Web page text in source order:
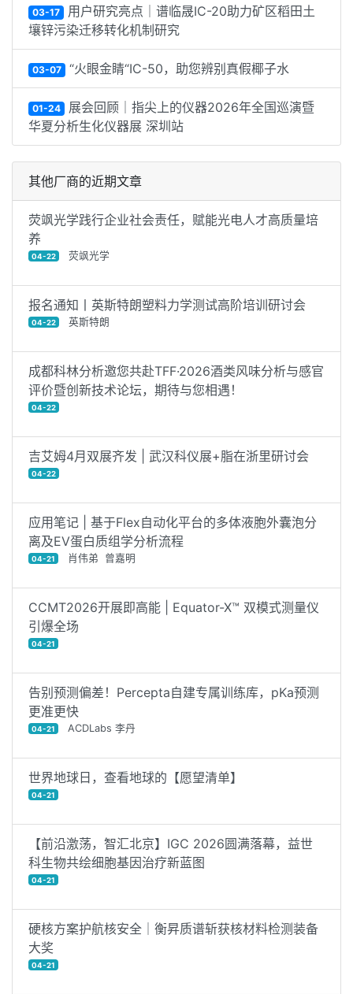
03-17 用户研究亮点｜谱临晟IC-20助力矿区稻田土
壤锌污染迁移转化机制研究
03-07 “火眼金睛“IC-50，助您辨别真假椰子水
01-24 展会回顾｜指尖上的仪器2026年全国巡演暨
华夏分析生化仪器展 深圳站
其他厂商的近期文章
荧飒光学践行企业社会责任，赋能光电人才高质量培
养
04-22 荧飒光学
报名通知丨英斯特朗塑料力学测试高阶培训研讨会
04-22 英斯特朗
成都科林分析邀您共赴TFF·2026酒类风味分析与感官
评价暨创新技术论坛，期待与您相遇！
04-22
吉艾姆4月双展齐发 | 武汉科仪展+脂在浙里研讨会
04-22
应用笔记 | 基于Flex自动化平台的多体液胞外囊泡分
离及EV蛋白质组学分析流程
04-21 肖伟弟 曾嘉明
CCMT2026开展即高能 | Equator-X™ 双模式测量仪
引爆全场
04-21
告别预测偏差！Percepta自建专属训练库，pKa预测
更准更快
04-21 ACDLabs 李丹
世界地球日，查看地球的【愿望清单】
04-21
【前沿激荡，智汇北京】IGC 2026圆满落幕，益世
科生物共绘细胞基因治疗新蓝图
04-21
硬核方案护航核安全｜衡昇质谱斩获核材料检测装备
大奖
04-21